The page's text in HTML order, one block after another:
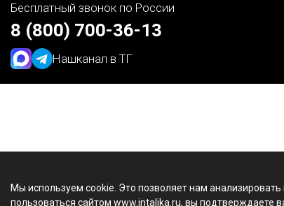
Мы используем cookie. Это позволяет нам
пользоваться сайтом www.intalika.ru, вы подтверждаете
Бесплатный звонок по России
8 (800) 700-36-13
Нашканал в ТГ